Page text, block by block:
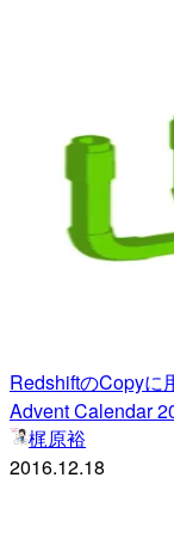
RedshiftのCopyに
Advent Calendar
梶原裕
2016.12.18